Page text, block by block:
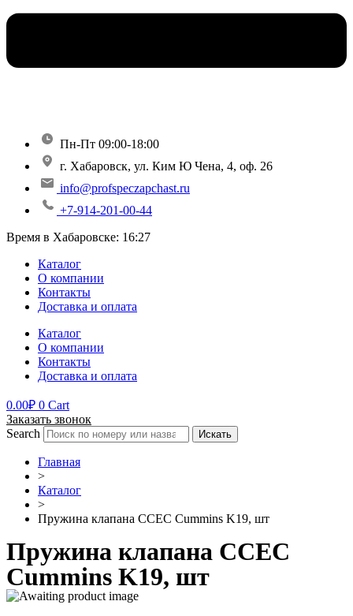
Пн-Пт 09:00-18:00
г. Хабаровск, ул. Ким Ю Чена, 4, оф. 26
info@profspeczapchast.ru
+7-914-201-00-44
Время в Хабаровске: 16:27
Каталог
О компании
Контакты
Доставка и оплата
Каталог
О компании
Контакты
Доставка и оплата
0.00₽ 0 Cart
Заказать звонок
Search
Искать
Главная
>
Каталог
>
Пружина клапана CCEC Cummins K19, шт
Пружина клапана CCEC
Cummins K19, шт